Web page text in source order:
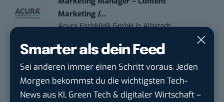
Smarter als dein Feed
Sei anderen immer einen Schritt voraus. Jeden
Morgen bekommst du die wichtigsten Tech-
News aus KI, Green Tech & digitaler Wirtschaft –
Marketing /...
Acura Fachklinik GmbHinAlbstadt
Content Marketing Specialist Product &
Te...
Ferdinand Bilstein GmbH & Co. KGin
Ennepetal